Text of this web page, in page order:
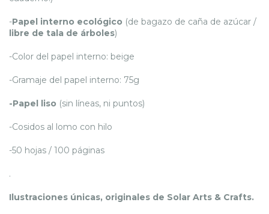
-Papel interno ecológico (de bagazo de caña de azúcar /
libre de tala de árboles)
-Color del papel interno: beige
-Gramaje del papel interno: 75g
-Papel liso (sin líneas, ni puntos)
-Cosidos al lomo con hilo
-50 hojas / 100 páginas
.
Ilustraciones únicas, originales de Solar Arts & Crafts.